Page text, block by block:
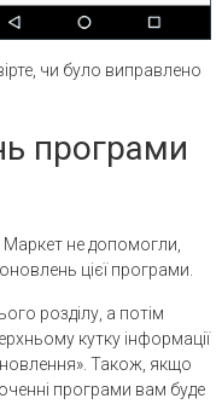
чи було виправлено
програми
Маркет не допомогли,
цієї програми.
розділу, а потім
кутку інформації
Також, якщо
програми вам буде